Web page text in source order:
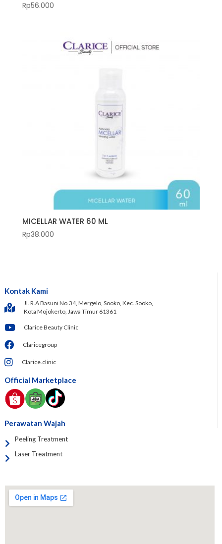
Rp56.000
MICELLAR WATER 60 ML
Rp38.000
Kontak Kami
Jl. R.A Basuni No.34, Mergelo, Sooko, Kec. Sooko,
Kota Mojokerto, Jawa Timur 61361
Clarice Beauty Clinic
Claricegroup
Clarice.clinic
Official Marketplace
Perawatan Wajah
Peeling Treatment
Laser Treatment